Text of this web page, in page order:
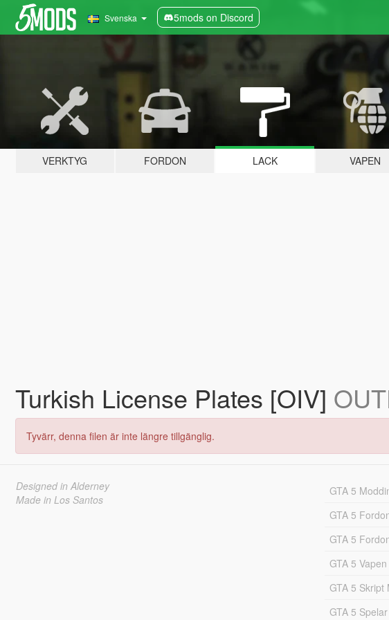
Svenska 5mods on Discord
VERKTYG FORDON LACK VAPEN
Turkish License Plates [OIV]
Tyvärr, denna filen är inte längre tillgänglig.
Designed in Alderney
Made in Los Santos
GTA 5
GTA 5
GTA 5
GTA 5
GTA 5 Skript
GTA 5